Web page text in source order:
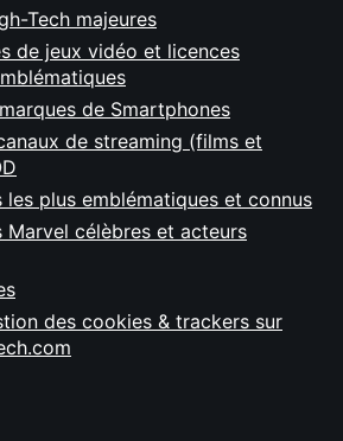
Tech majeures
de jeux vidéo et licences
de Smartphones
de streaming (films et
les plus emblématiques et connus
Marvel célèbres et acteurs
des cookies & trackers sur